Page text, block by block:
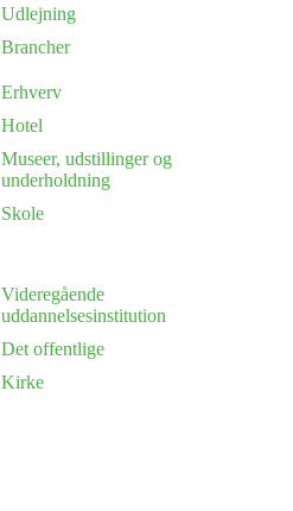
Udlejning
Brancher
Erhverv
Hotel
Museer, udstillinger og
underholdning
Skole
Videregående
uddannelsesinstitution
Det offentlige
Kirke